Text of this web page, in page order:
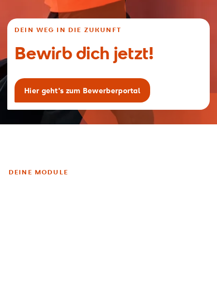
DEIN WEG IN DIE ZUKUNFT
Bewirb dich jetzt!
Hier geht's zum Bewerberportal
DEINE MODULE